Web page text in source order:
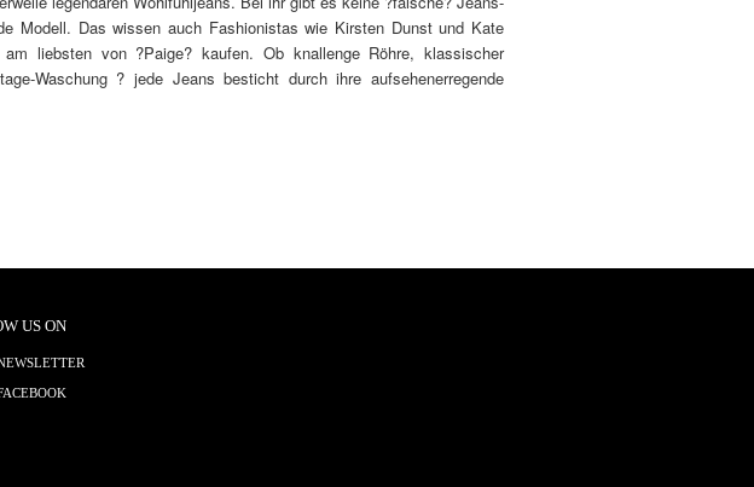
Modell. Das wissen auch Fashionistas wie Kirsten Dunst und Kate
liebsten von ?Paige? kaufen. Ob knallenge Röhre, klassischer
Waschung ? jede Jeans besticht durch ihre aufsehenerregende
US ON